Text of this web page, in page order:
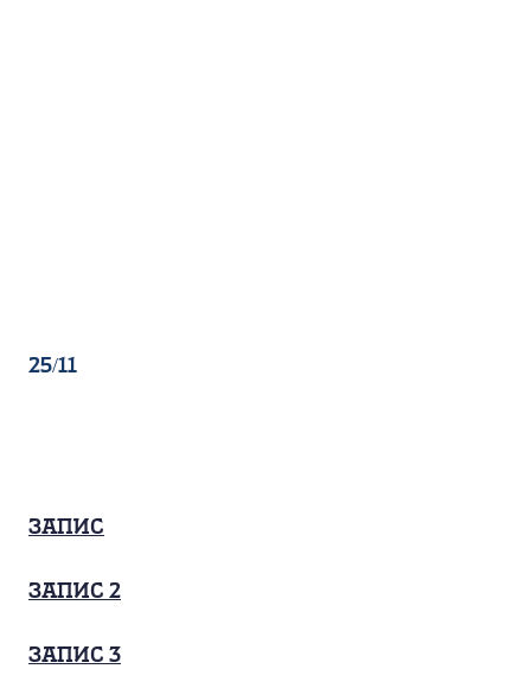
25/11
Запис
запис 2
запис 3